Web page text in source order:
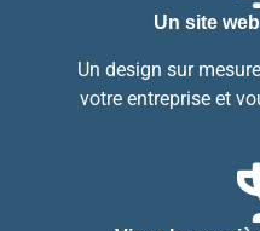
Un site
Un design sur
votre entreprise et